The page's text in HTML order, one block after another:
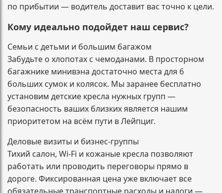
по прибытии — водитель доставит вас точно к цели.
Кому идеально подойдет наш сервис?
Семьи с детьми и большим багажом
Забудьте о хлопотах с чемоданами. В просторном
багажнике минивэна достаточно места для 6
больших сумок и колясок. Мы заранее бесплатно
установим детские кресла нужных групп —
безопасность ваших близких является нашим
приоритетом на всём пути в Лейпциг.
Деловые визиты и бизнес-группы
Тихий салон, Wi-Fi и кожаные кресла позволяют
работать или проводить переговоры прямо в
дороге. Фиксированная цена уже включает все
обязательные транспортные расходы и налоги —